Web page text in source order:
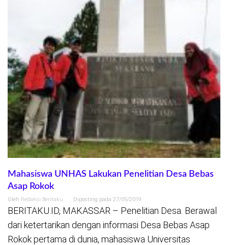
Mahasiswa UNHAS Lakukan Penelitian Desa Bebas
Asap Rokok
Oleh Redaksi Beritaku Diposting pada 27/05/2019
BERITAKU.ID, MAKASSAR – Penelitian Desa. Berawal
dari ketertarikan dengan informasi Desa Bebas Asap
Rokok pertama di dunia, mahasiswa Universitas